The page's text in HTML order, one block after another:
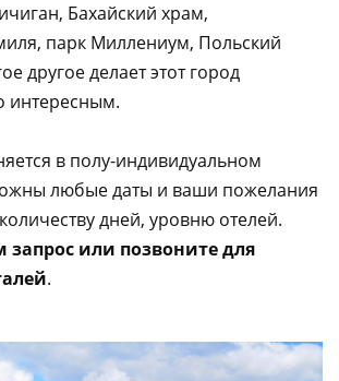
Бахайский храм,
парк Миллениум, Польский
другое делает этот город
интересным.
в полу-индивидуальном
любые даты и ваши пожелания
дней, уровню отелей.
или позвоните для
.